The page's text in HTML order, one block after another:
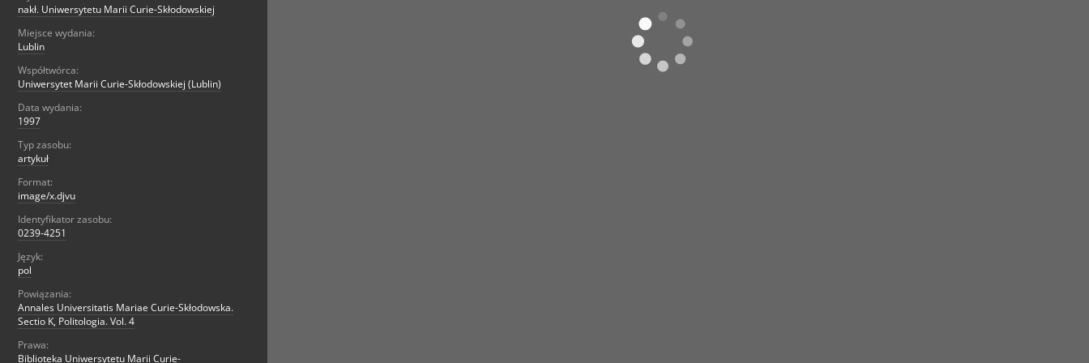
nakł. Uniwersytetu Marii Curie-Skłodowskiej
Miejsce wydania:
Lublin
Współtwórca:
Uniwersytet Marii Curie-Skłodowskiej (Lublin)
Data wydania:
1997
Typ zasobu:
artykuł
Format:
image/x.djvu
Identyfikator zasobu:
0239-4251
Język:
pol
Powiązania:
Annales Universitatis Mariae Curie-Skłodowska.
Sectio K, Politologia. Vol. 4
Prawa:
Biblioteka Uniwersytetu Marii Curie-